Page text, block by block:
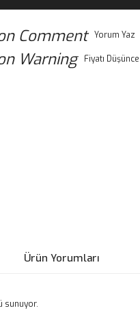
Yorum Yaz
Fiyatı
Ürün Yorumları
sunuyor.